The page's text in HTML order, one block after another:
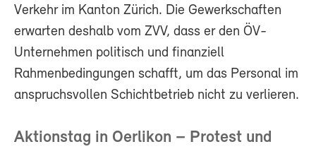
Verkehr im Kanton Zürich. Die Gewerkschaften
erwarten deshalb vom ZVV, dass er den ÖV-
Unternehmen politisch und finanziell
Rahmenbedingungen schafft, um das Personal im
anspruchsvollen Schichtbetrieb nicht zu verlieren.
Aktionstag in Oerlikon – Protest und